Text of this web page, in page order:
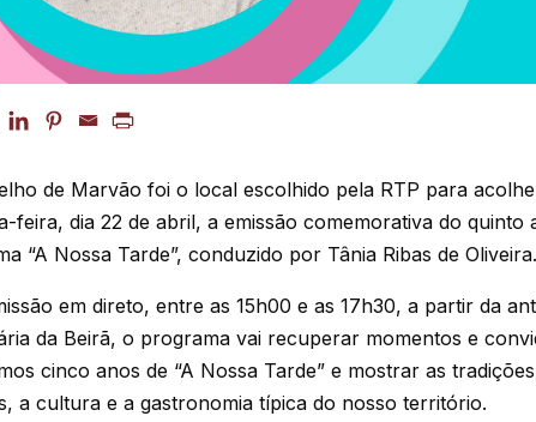
de Marvão foi o local escolhido pela RTP para
feira, dia 22 de abril, a emissão comemorativa do quinto
“A Nossa Tarde”, conduzido por Tânia Ribas de Oliveira.
em direto, entre as 15h00 e as 17h30, a partir da
da Beirã, o programa vai recuperar momentos e
cinco anos de “A Nossa Tarde” e mostrar as
a cultura e a gastronomia típica do nosso território.